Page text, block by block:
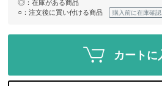
◎ ：在庫がある商品
○ ：注文後に買い付ける商品 購入前に在庫確
カートに